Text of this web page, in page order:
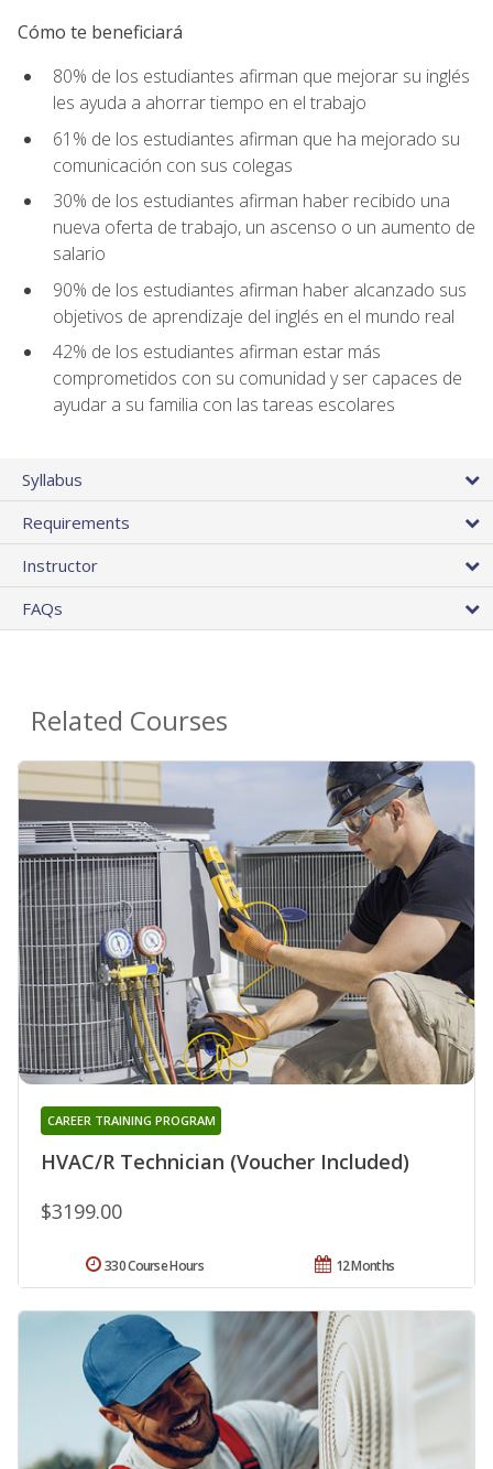
Cómo te beneficiará
80% de los estudiantes afirman que mejorar su inglés
les ayuda a ahorrar tiempo en el trabajo
61% de los estudiantes afirman que ha mejorado su
comunicación con sus colegas
30% de los estudiantes afirman haber recibido una
nueva oferta de trabajo, un ascenso o un aumento de
salario
90% de los estudiantes afirman haber alcanzado sus
objetivos de aprendizaje del inglés en el mundo real
42% de los estudiantes afirman estar más
comprometidos con su comunidad y ser capaces de
ayudar a su familia con las tareas escolares
Syllabus
Requirements
Instructor
FAQs
Related Courses
HVAC/R Technician (Voucher Included)
CAREER TRAINING PROGRAM
$3199.00
12 Months
330 Course Hours